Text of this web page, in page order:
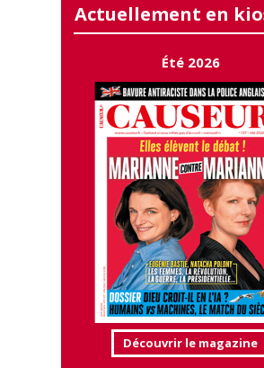
Actuellement en
Été 2026
Découvrir le magazine